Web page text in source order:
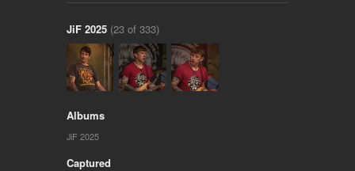
JiF 2025 (23 of 333)
Albums
JiF 2025
Captured